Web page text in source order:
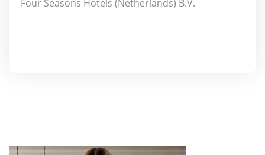
Four Seasons Hotels (Netherlands) B.V.